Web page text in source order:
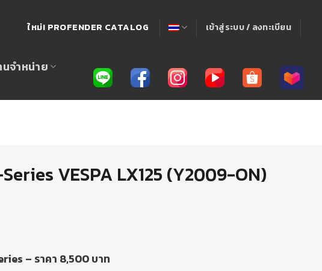
ใหม่! PROFENDER CATALOG เข้าสู่ระบบ / ลงทะเบียน
จำหน่าย
VESPA LX125 (Y2009-ON)
– ราคา 8,500 บาท